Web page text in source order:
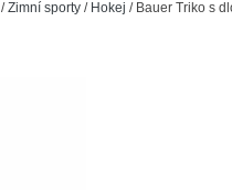
/Zimní sporty / Hokej / Bauer Triko s